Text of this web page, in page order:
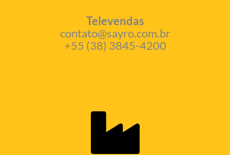
Televendas
contato@sayro.com.br
+55 (38) 3845-4200